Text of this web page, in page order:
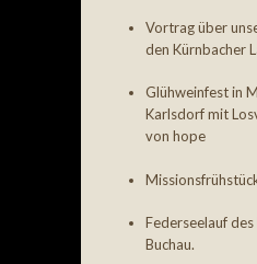
Vortrag über
den Kürnbacher
Glühweinfest in
Karlsdorf mit
von hope
Federseelauf
Buchau.